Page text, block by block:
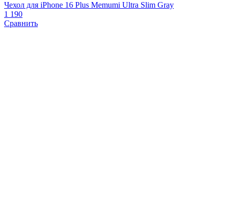
Чехол для iPhone 16 Plus Memumi Ultra Slim Gray
1 190
Сравнить